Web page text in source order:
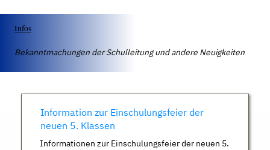
Infos
Bekanntmachungen der Schulleitung und andere Neuigkeiten
Information zur Einschulungsfeier der
neuen 5. Klassen
Informationen zur Einschulungsfeier der neuen 5.